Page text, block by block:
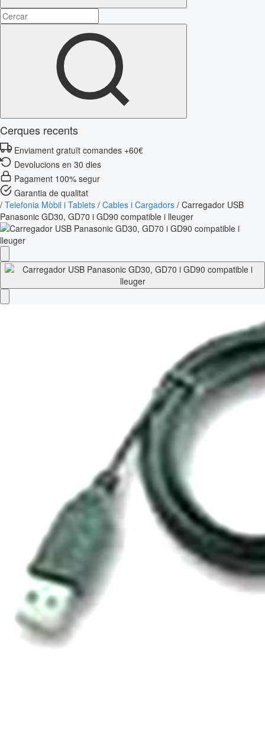
Cerques recents
Enviament gratuït comandes +60€
Devolucions en 30 dies
Pagament 100% segur
Garantia de qualitat
/ Telefonia Mòbil i Tablets / Cables i Cargadors / Carregador USB
Panasonic GD30, GD70 i GD90 compatible i lleuger